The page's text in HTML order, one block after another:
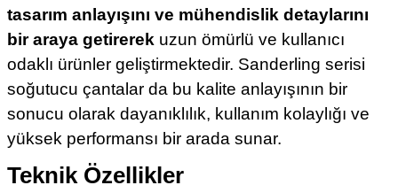
tasarım anlayışını ve mühendislik detaylarını
bir araya getirerek uzun ömürlü ve kullanıcı
odaklı ürünler geliştirmektedir. Sanderling serisi
soğutucu çantalar da bu kalite anlayışının bir
sonucu olarak dayanıklılık, kullanım kolaylığı ve
yüksek performansı bir arada sunar.
Teknik Özellikler